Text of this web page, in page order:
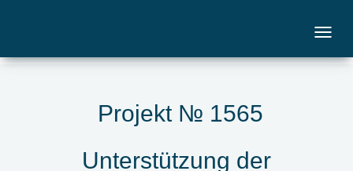
Projekt № 1565
Unterstützung der